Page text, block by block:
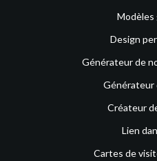
Design
Générateur de
Générateur
Créateur
Lien
Cartes de